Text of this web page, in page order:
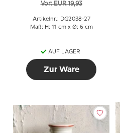
Vor: EUR 19,93
Artikelnr.: DG2038-27
Maß: H: 11 cm x Ø: 6 cm
AUF LAGER
Zur Ware